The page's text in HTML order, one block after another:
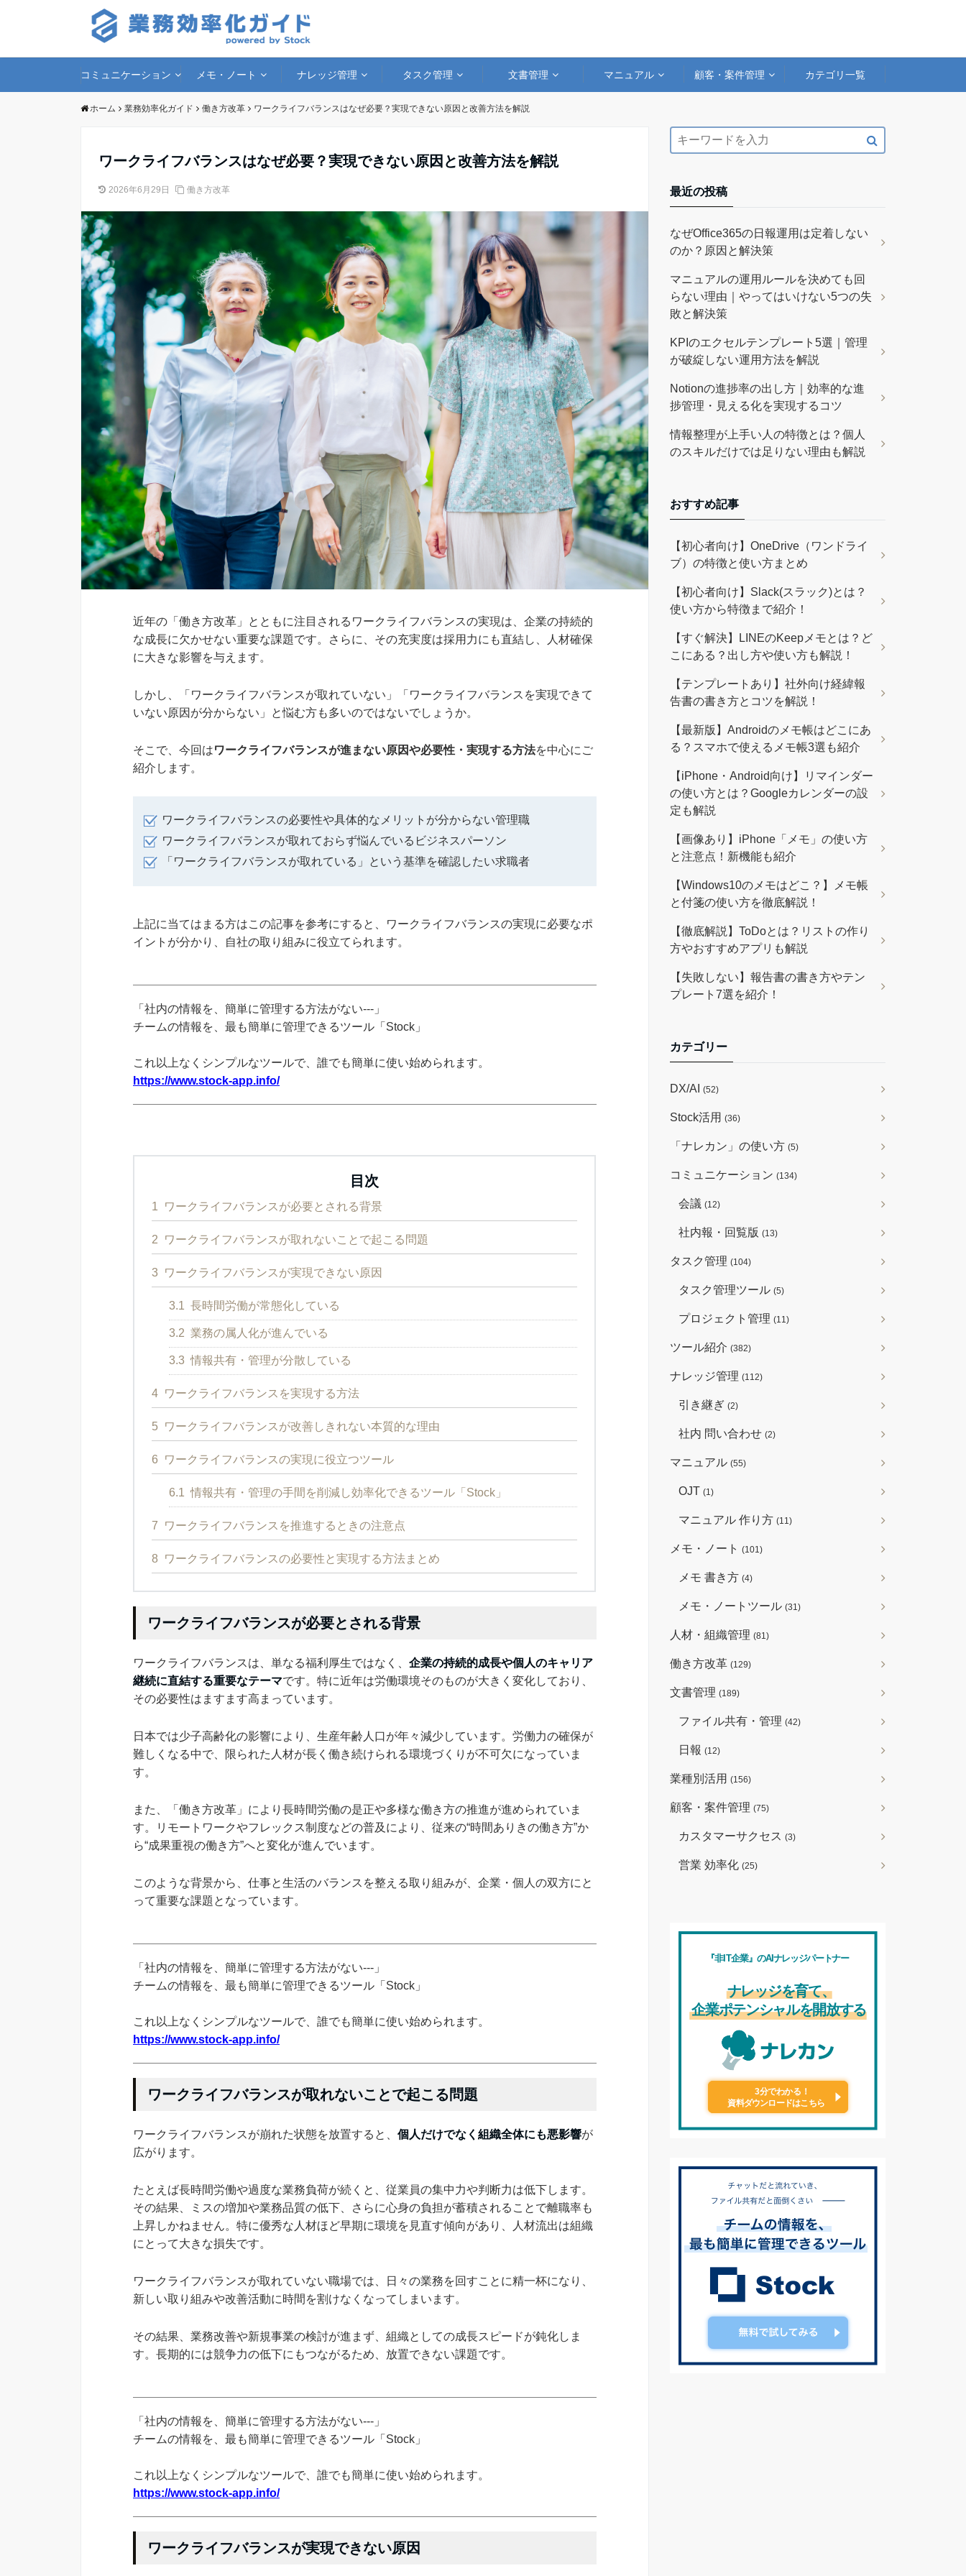
コミュニケーション メモ・ノート ナレッジ管理 タスク管理 文書管理 マニュアル 顧客・案件管理 カテゴリ一覧
ホーム 業務効率化ガイド 働き方改革 ワークライフバランスはなぜ必要？実現できない原因と改善方法を解説
ワークライフバランスはなぜ必要？実現できない原因と改善方法を解説
2026年6月29日 働き方改革
近年の「働き方改革」とともに注目されるワークライフバランスの実現は、企業の持続的
な成長に欠かせない重要な課題です。さらに、その充実度は採用力にも直結し、人材確保
に大きな影響を与えます。
しかし、「ワークライフバランスが取れていない」「ワークライフバランスを実現できて
いない原因が分からない」と悩む方も多いのではないでしょうか。
そこで、今回はワークライフバランスが進まない原因や必要性・実現する方法を中心にご
紹介します。
ワークライフバランスの必要性や具体的なメリットが分からない管理職
ワークライフバランスが取れておらず悩んでいるビジネスパーソン
「ワークライフバランスが取れている」という基準を確認したい求職者
上記に当てはまる方はこの記事を参考にすると、ワークライフバランスの実現に必要なポ
イントが分かり、自社の取り組みに役立てられます。
「社内の情報を、簡単に管理する方法がない---」
チームの情報を、最も簡単に管理できるツール「Stock」
これ以上なくシンプルなツールで、誰でも簡単に使い始められます。
https://www.stock-app.info/
目次
1 ワークライフバランスが必要とされる背景
2 ワークライフバランスが取れないことで起こる問題
3 ワークライフバランスが実現できない原因
3.1 長時間労働が常態化している
3.2 業務の属人化が進んでいる
3.3 情報共有・管理が分散している
4 ワークライフバランスを実現する方法
5 ワークライフバランスが改善しきれない本質的な理由
6 ワークライフバランスの実現に役立つツール
6.1 情報共有・管理の手間を削減し効率化できるツール「Stock」
7 ワークライフバランスを推進するときの注意点
8 ワークライフバランスの必要性と実現する方法まとめ
ワークライフバランスが必要とされる背景
ワークライフバランスは、単なる福利厚生ではなく、 企業の持続的成長や個人のキャリア
継続に直結する重要なテーマです。特に近年は労働環境そのものが大きく変化しており、
その必要性はますます高まっています。
日本では少子高齢化の影響により、生産年齢人口が年々減少しています。労働力の確保が
難しくなる中で、限られた人材が長く働き続けられる環境づくりが不可欠になっていま
す。
また、「働き方改革」により長時間労働の是正や多様な働き方の推進が進められていま
す。リモートワークやフレックス制度などの普及により、従来の“時間ありきの働き方”か
ら“成果重視の働き方”へと変化が進んでいます。
このような背景から、仕事と生活のバランスを整える取り組みが、企業・個人の双方にと
って重要な課題となっています。
「社内の情報を、簡単に管理する方法がない---」
チームの情報を、最も簡単に管理できるツール「Stock」
これ以上なくシンプルなツールで、誰でも簡単に使い始められます。
https://www.stock-app.info/
ワークライフバランスが取れないことで起こる問題
ワークライフバランスが崩れた状態を放置すると、 個人だけでなく組織全体にも悪影響が
広がります。
たとえば長時間労働や過度な業務負荷が続くと、従業員の集中力や判断力は低下します。
その結果、ミスの増加や業務品質の低下、さらに心身の負担が蓄積されることで離職率も
上昇しかねません。特に優秀な人材ほど早期に環境を見直す傾向があり、人材流出は組織
にとって大きな損失です。
ワークライフバランスが取れていない職場では、日々の業務を回すことに精一杯になり、
新しい取り組みや改善活動に時間を割けなくなってしまいます。
その結果、業務改善や新規事業の検討が進まず、組織としての成長スピードが鈍化しま
す。長期的には競争力の低下にもつながるため、放置できない課題です。
「社内の情報を、簡単に管理する方法がない---」
チームの情報を、最も簡単に管理できるツール「Stock」
これ以上なくシンプルなツールで、誰でも簡単に使い始められます。
https://www.stock-app.info/
ワークライフバランスが実現できない原因
最近の投稿
なぜOffice365の日報運用は定着しない
のか？原因と解決策
マニュアルの運用ルールを決めても回
らない理由｜やってはいけない5つの失
敗と解決策
KPIのエクセルテンプレート5選｜管理
が破綻しない運用方法を解説
Notionの進捗率の出し方｜効率的な進
捗管理・見える化を実現するコツ
情報整理が上手い人の特徴とは？個人
のスキルだけでは足りない理由も解説
おすすめ記事
【初心者向け】OneDrive（ワンドライ
ブ）の特徴と使い方まとめ
【初心者向け】Slack(スラック)とは？
使い方から特徴まで紹介！
【すぐ解決】LINEのKeepメモとは？ど
こにある？出し方や使い方も解説！
【テンプレートあり】社外向け経緯報
告書の書き方とコツを解説！
【最新版】Androidのメモ帳はどこにあ
る？スマホで使えるメモ帳3選も紹介
【iPhone・Android向け】リマインダー
の使い方とは？Googleカレンダーの設
定も解説
【画像あり】iPhone「メモ」の使い方
と注意点！新機能も紹介
【Windows10のメモはどこ？】メモ帳
と付箋の使い方を徹底解説！
【徹底解説】ToDoとは？リストの作り
方やおすすめアプリも解説
【失敗しない】報告書の書き方やテン
プレート7選を紹介！
カテゴリー
DX/AI (52)
Stock活用 (36)
「ナレカン」の使い方 (5)
コミュニケーション (134)
会議 (12)
社内報・回覧版 (13)
タスク管理 (104)
タスク管理ツール (5)
プロジェクト管理 (11)
ツール紹介 (382)
ナレッジ管理 (112)
引き継ぎ (2)
社内 問い合わせ (2)
マニュアル (55)
OJT (1)
マニュアル 作り方 (11)
メモ・ノート (101)
メモ 書き方 (4)
メモ・ノートツール (31)
人材・組織管理 (81)
働き方改革 (129)
文書管理 (189)
ファイル共有・管理 (42)
日報 (12)
業種別活用 (156)
顧客・案件管理 (75)
カスタマーサクセス (3)
営業 効率化 (25)